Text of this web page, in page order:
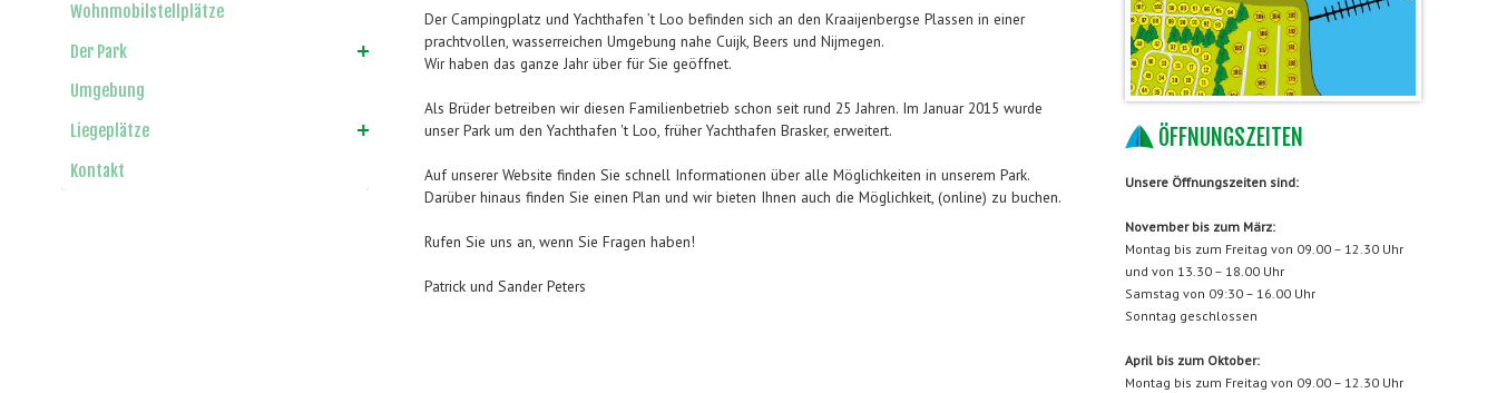
Wohnmobilstellplätze
Der Park
Umgebung
Liegeplätze
Kontakt
Der Campingplatz und Yachthafen ’t Loo befinden sich an den Kraaijenbergse Plassen in einer
prachtvollen, wasserreichen Umgebung nahe Cuijk, Beers und Nijmegen.
Wir haben das ganze Jahr über für Sie geöffnet.
Als Brüder betreiben wir diesen Familienbetrieb schon seit rund 25 Jahren. Im Januar 2015 wurde
unser Park um den Yachthafen 't Loo, früher Yachthafen Brasker, erweitert.
Auf unserer Website finden Sie schnell Informationen über alle Möglichkeiten in unserem Park.
Darüber hinaus finden Sie einen Plan und wir bieten Ihnen auch die Möglichkeit, (online) zu buchen.
Rufen Sie uns an, wenn Sie Fragen haben!
Patrick und Sander Peters
ÖFFNUNGSZEITEN
Unsere Öffnungszeiten sind:
November bis zum März:
Montag bis zum Freitag von 09.00 – 12.30 Uhr
und von 13.30 – 18.00 Uhr
Samstag von 09:30 – 16.00 Uhr
Sonntag geschlossen
April bis zum Oktober:
Montag bis zum Freitag von 09.00 – 12.30 Uhr